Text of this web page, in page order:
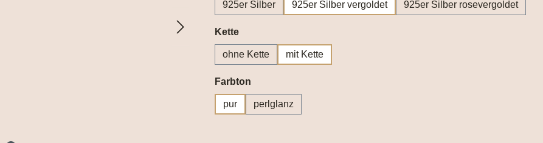
925er Silber 925er Silber vergoldet 925er Silber rosevergoldet
Ketteauswählen
ohne Kette mit Kette
Farbton
pur perlglanz